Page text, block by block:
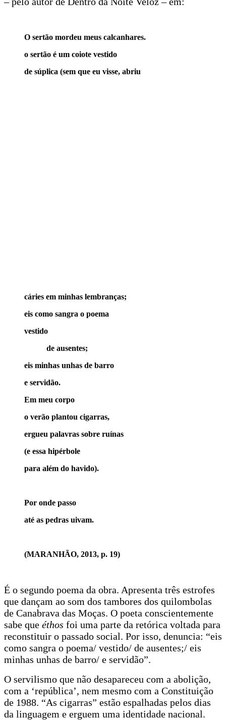
O sertão mordeu meus calcanhares.
o sertão é um coiote vestido
de súplica (sem que eu visse, abriu
cáries em minhas lembranças;
eis como sangra o poema
vestido
de ausentes;
eis minhas unhas de barro
e servidão.
Em meu corpo
o verão plantou cigarras,
ergueu palavras sobre ruínas
(e essa hipérbole
para além do havido).
Por onde passo
até as pedras uivam.
(MARANHÃO, 2013, p. 19)
É o segundo poema da obra. Apresenta três estrofes
que dançam ao som dos tambores dos quilombolas
de Canabrava das Moças. O poeta conscientemente
sabe que éthos foi uma parte da retórica voltada para
reconstituir o passado social. Por isso, denuncia: “eis
como sangra o poema/ vestido/ de ausentes;/ eis
minhas unhas de barro/ e servidão”.
O servilismo que não desapareceu com a abolição,
com a ‘república’, nem mesmo com a Constituição
de 1988. “As cigarras” estão espalhadas pelos dias
da linguagem e erguem uma identidade nacional.